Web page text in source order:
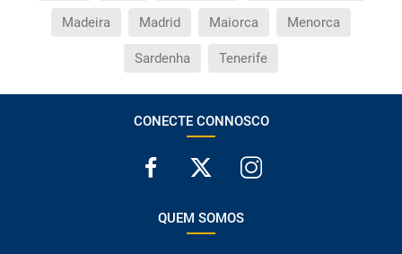
Madeira Madrid Maiorca Menorca
Sardenha Tenerife
CONECTE CONNOSCO
QUEM SOMOS